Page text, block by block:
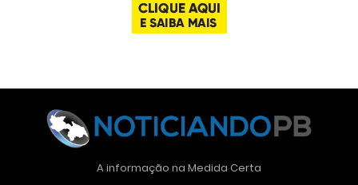
A informação na Medida Certa